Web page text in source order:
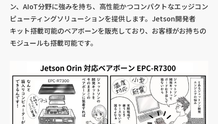
ン、AIoT分野に強みを持ち、高性能かつコンパクトなエッジコン
ピューティングソリューションを提供します。Jetson開発者
キット搭載可能のベアボーンを販売しており、お客様がお持ちの
モジュールも搭載可能です。